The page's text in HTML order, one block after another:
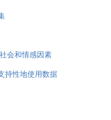
会和情感因素
持性地使用数据